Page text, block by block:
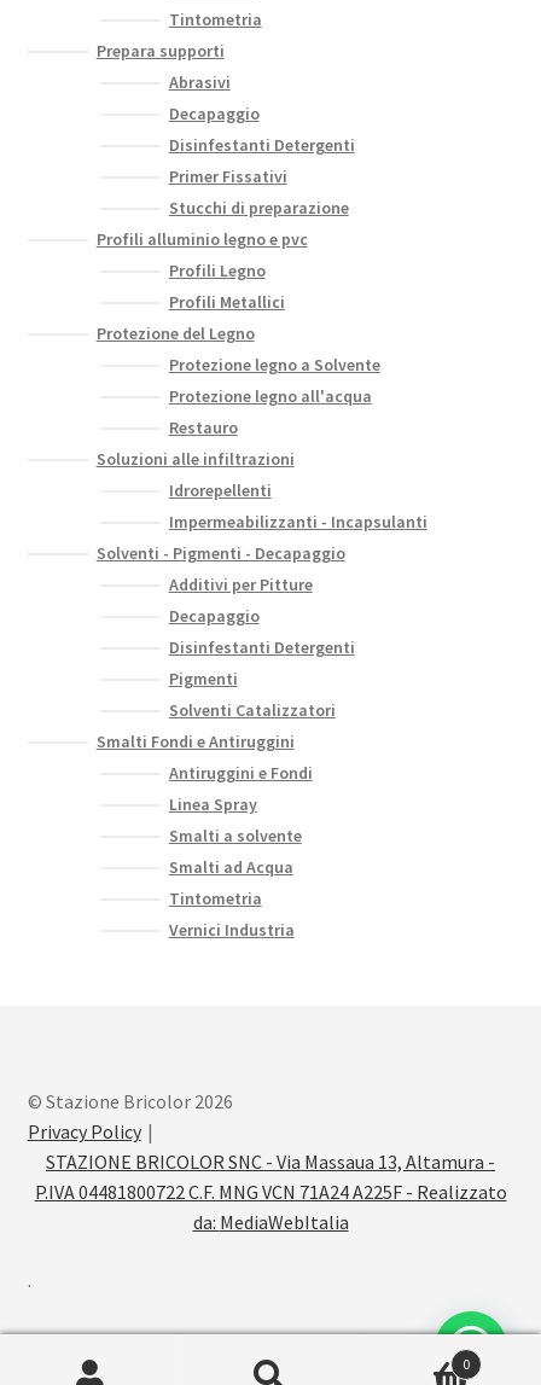
Tintometria
Prepara supporti
Abrasivi
Decapaggio
Disinfestanti Detergenti
Primer Fissativi
Stucchi di preparazione
Profili alluminio legno e pvc
Profili Legno
Profili Metallici
Protezione del Legno
Protezione legno a Solvente
Protezione legno all'acqua
Restauro
Soluzioni alle infiltrazioni
Idrorepellenti
Impermeabilizzanti - Incapsulanti
Solventi - Pigmenti - Decapaggio
Additivi per Pitture
Decapaggio
Disinfestanti Detergenti
Pigmenti
Solventi Catalizzatori
Smalti Fondi e Antiruggini
Antiruggini e Fondi
Linea Spray
Smalti a solvente
Smalti ad Acqua
Tintometria
Vernici Industria
© Stazione Bricolor 2026
Privacy Policy
STAZIONE BRICOLOR SNC - Via Massaua 13, Altamura -
P.IVA 04481800722 C.F. MNG VCN 71A24 A225F - Realizzato
da: MediaWebItalia
.
0